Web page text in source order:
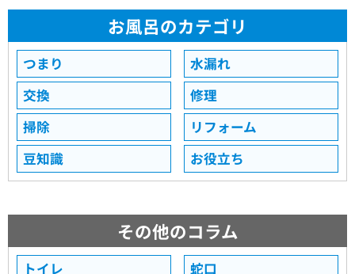
お風呂のカテゴリ
つまり
水漏れ
交換
修理
掃除
リフォーム
豆知識
お役立ち
その他のコラム
トイレ
蛇口